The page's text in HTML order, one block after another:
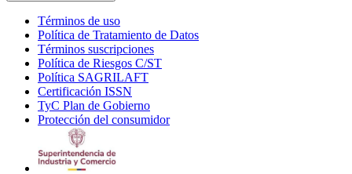
Términos de uso
in
new
window
Política de Tratamiento de Datos
Términos suscripciones
in
Política de Riesgos C/ST
Política SAGRILAFT
new
window
Certificación ISSN
in
new
TyC Plan de Gobierno
in
Protección del consumidorOpens